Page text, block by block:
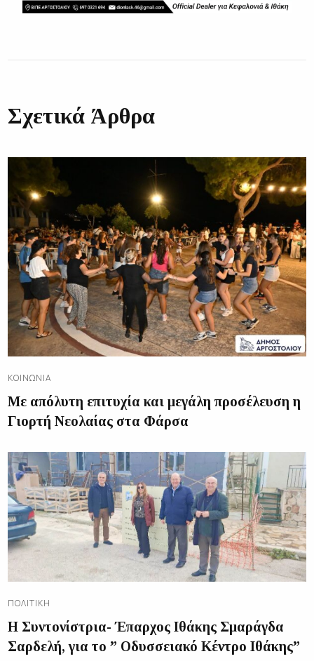
Σχετικά Άρθρα
ΚΟΙΝΩΝΊΑ
Με απόλυτη επιτυχία και μεγάλη προσέλευση η
Γιορτή Νεολαίας στα Φάρσα
ΠΟΛΙΤΙΚΉ
Η Συντονίστρια- Έπαρχος Ιθάκης Σμαράγδα
Σαρδελή, για το ” Οδυσσειακό Κέντρο Ιθάκης”